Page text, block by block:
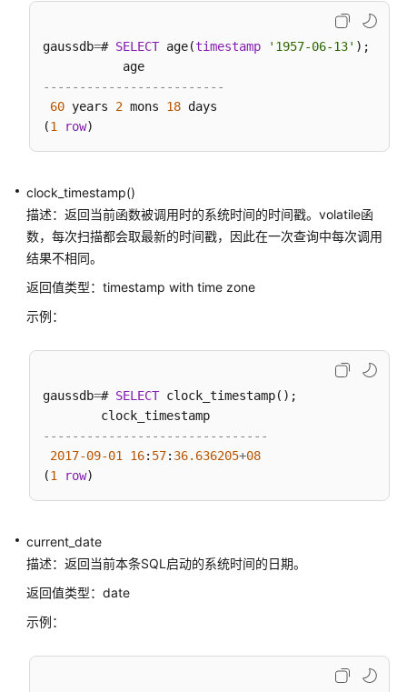
数
函
数
操
符
范
数
作
聚
函
函
数
函
gaussdb=# SELECT age(timestamp '1957-06-13' );
-------------------------
60 years 2 mons 18 days
(1 row
clock_timestamp()
描述：返回当前函数被调用时的系统时间的时间戳。volatile函
数，每次扫描都会取最新的时间戳，因此在一次查询中每次调用
结果不相同。
返回值类型：timestamp with time zone
示例：
gaussdb=# SELECT clock_timestamp();
-------------------------------
2017-09-01 16: 57: 36.636205+08
(1 row
current_date
描述：返回当前本条SQL启动的系统时间的日期。
返回值类型：date
示例：